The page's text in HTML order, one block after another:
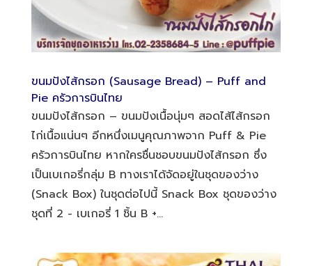
ขนมปังไส้กรอก (Sausage Bread) – Puff and
Pie ครัวการบินไทย
ขนมปังไส้กรอก – ขนมปังเนื้อนุ่มๆ สอดไส้ไส้กรอก
ไก่เนื้อแน่นๆ อีกหนึ่งเมนูคุณภาพจาก Puff & Pie
ครัวการบินไทย หากใครชื่นชอบขนมปังไส้กรอก ซึ่ง
เป็นเบเกอรี่กลุ่ม B ทางเราได้จัดอยู่ในชุดของว่าง
(Snack Box) ในชุดต่อไปนี้ Snack Box ชุดของว่าง
ชุดที่ 2 - เบเกอรี่ 1 ชิ้น B +...